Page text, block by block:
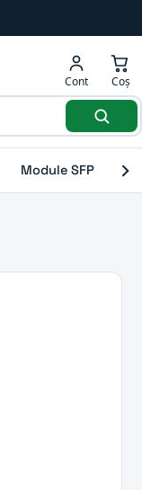
Cont Coș
Module SFP